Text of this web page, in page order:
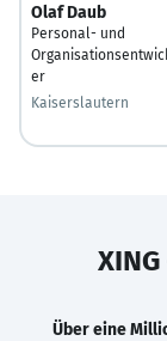
Olaf Daub
Personal- und
er
Kaiserslautern
Über eine